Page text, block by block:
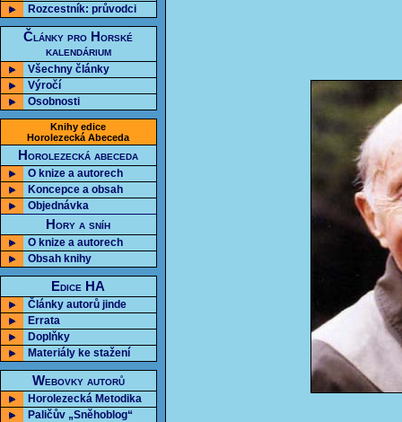
Rozcestník: průvodci
Články pro Horské
kalendárium
Všechny články
Výročí
Osobnosti
Knihy edice
Horolezecká Abeceda
Horolezecká abeceda
O knize a autorech
Koncepce a obsah
Objednávka
Hory a sníh
O knize a autorech
Obsah knihy
Edice HA
Články autorů jinde
Errata
Doplňky
Materiály ke stažení
Webovky autorů
Horolezecká Metodika
Paličův „Sněhoblog“